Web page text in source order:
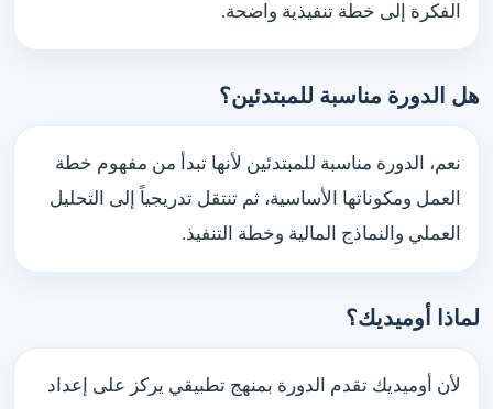
الفكرة إلى خطة تنفيذية واضحة.
هل الدورة مناسبة للمبتدئين؟
نعم، الدورة مناسبة للمبتدئين لأنها تبدأ من مفهوم خطة
العمل ومكوناتها الأساسية، ثم تنتقل تدريجياً إلى التحليل
العملي والنماذج المالية وخطة التنفيذ.
لماذا أوميديك؟
لأن أوميديك تقدم الدورة بمنهج تطبيقي يركز على إعداد